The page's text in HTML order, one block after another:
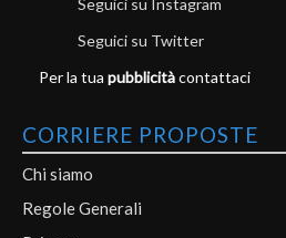
Seguici su Instagram
Seguici su Twitter
Per la tua pubblicitàcontattaci
CORRIERE PROPOSTE
Chi siamo
Regole Generali